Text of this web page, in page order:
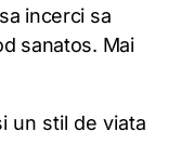
incerci sa
sanatos. Mai
un stil de viata